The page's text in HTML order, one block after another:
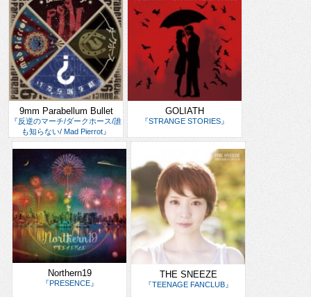
9mm Parabellum Bullet
『反逆のマーチ/ダークホース/誰
も知らない/ Mad Pierrot』
GOLIATH
『STRANGE STORIES』
Northern19
『PRESENCE』
THE SNEEZE
『TEENAGE FANCLUB』